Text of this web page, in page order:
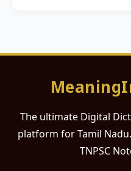
The ultimate Digital
platform for Tamil
TNPSC